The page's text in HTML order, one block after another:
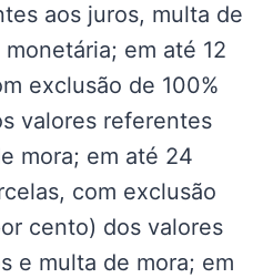
aos juros, multa de
em até 12
exclusão de 100%
valores referentes
mora; em até 24
com exclusão
cento) dos valores
e multa de mora; em